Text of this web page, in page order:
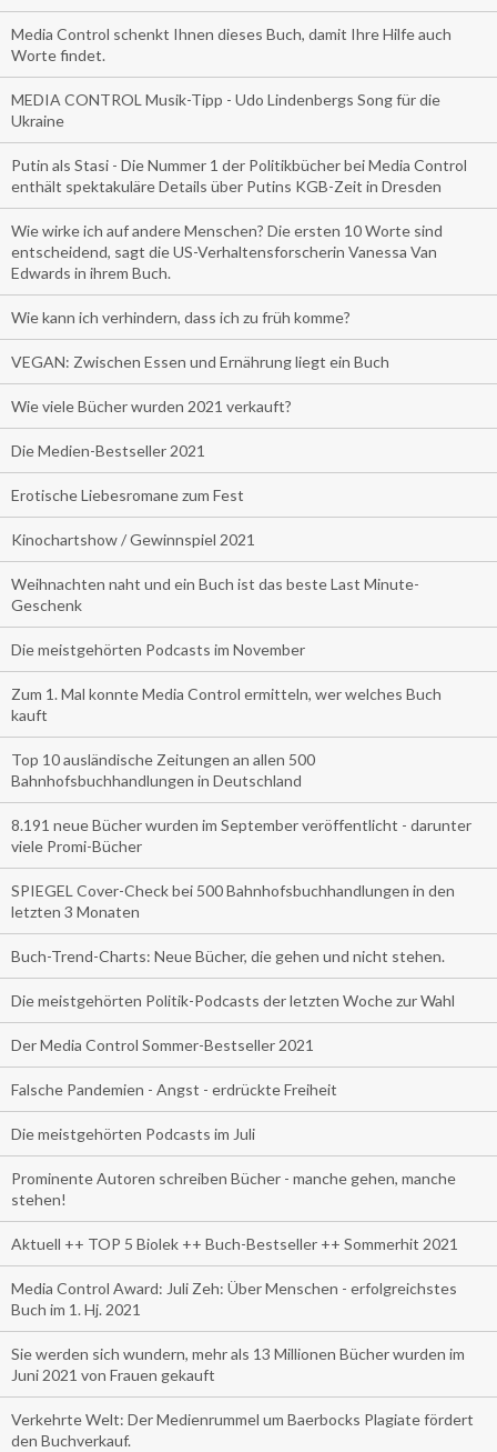
Media Control schenkt Ihnen dieses Buch, damit Ihre Hilfe auch
Worte findet.
MEDIA CONTROL Musik-Tipp - Udo Lindenbergs Song für die
Ukraine
Putin als Stasi - Die Nummer 1 der Politikbücher bei Media Control
enthält spektakuläre Details über Putins KGB-Zeit in Dresden
Wie wirke ich auf andere Menschen? Die ersten 10 Worte sind
entscheidend, sagt die US-Verhaltensforscherin Vanessa Van
Edwards in ihrem Buch.
Wie kann ich verhindern, dass ich zu früh komme?
VEGAN: Zwischen Essen und Ernährung liegt ein Buch
Wie viele Bücher wurden 2021 verkauft?
Die Medien-Bestseller 2021
Erotische Liebesromane zum Fest
Kinochartshow / Gewinnspiel 2021
Weihnachten naht und ein Buch ist das beste Last Minute-
Geschenk
Die meistgehörten Podcasts im November
Zum 1. Mal konnte Media Control ermitteln, wer welches Buch
kauft
Top 10 ausländische Zeitungen an allen 500
Bahnhofsbuchhandlungen in Deutschland
8.191 neue Bücher wurden im September veröffentlicht - darunter
viele Promi-Bücher
SPIEGEL Cover-Check bei 500 Bahnhofsbuchhandlungen in den
letzten 3 Monaten
Buch-Trend-Charts: Neue Bücher, die gehen und nicht stehen.
Die meistgehörten Politik-Podcasts der letzten Woche zur Wahl
Der Media Control Sommer-Bestseller 2021
Falsche Pandemien - Angst - erdrückte Freiheit
Die meistgehörten Podcasts im Juli
Prominente Autoren schreiben Bücher - manche gehen, manche
stehen!
Aktuell ++ TOP 5 Biolek ++ Buch-Bestseller ++ Sommerhit 2021
Media Control Award: Juli Zeh: Über Menschen - erfolgreichstes
Buch im 1. Hj. 2021
Sie werden sich wundern, mehr als 13 Millionen Bücher wurden im
Juni 2021 von Frauen gekauft
Verkehrte Welt: Der Medienrummel um Baerbocks Plagiate fördert
den Buchverkauf.